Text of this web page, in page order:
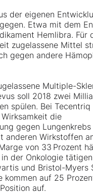
der eigenen
Etwa mit dem
Hemlibra. Für
zugelassene Mittel
gegen andere
Multiple-
soll 2018 zwei
spülen. Bei
die
gegen Lungenkrebs
anderen Wirkstoffen
von 33 Prozent
der Onkologie tätigen
und Bristol-Myers
kommen auf 25
auf.